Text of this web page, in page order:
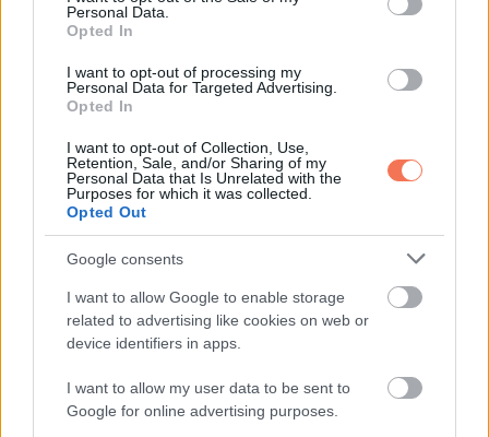
Personal Data.
Opted In
I want to opt-out of processing my
Personal Data for Targeted Advertising.
Opted In
I want to opt-out of Collection, Use,
Retention, Sale, and/or Sharing of my
Personal Data that Is Unrelated with the
Purposes for which it was collected.
Opted Out
Google consents
I want to allow Google to enable storage
related to advertising like cookies on web or
device identifiers in apps.
I want to allow my user data to be sent to
Google for online advertising purposes.
Ha gyakran fogyasztod, belülről segíti a bőröd fiatalságát,
egészségét és egységesebb megjelenését.
7. Májvédelem és a zsírmáj
Az antioxidánsok és a rost támogatják a máj méregtelenítő
munkáját, mérséklik a gyulladást, és javíthatják a májfunkciós
értékeket.
Akik sok zsírt fogyasztanak, különösen profitálhatnak belőle.
A chayote rendszeres beiktatása segíthet megőrizni a máj
egészségét, és csökkentheti a zsírmáj kialakulásának
esélyét.